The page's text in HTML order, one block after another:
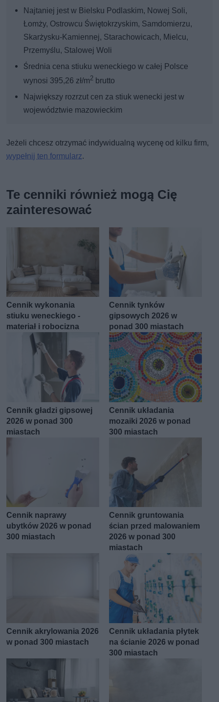
Najtaniej jest w Bielsku Podlaskim, Nowej Soli,
Łomży, Ostrowcu Świętokrzyskim, Samdomierzu,
Skarżysku-Kamiennej, Starachowicach, Mielcu,
Przemyślu, Stalowej Woli
Średnia cena stiuku weneckiego w całej Polsce
wynosi 395,26 zł/m2 brutto
Największy rozrzut cen za stiuk wenecki jest w
województwie mazowieckim
Jeżeli chcesz otrzymać indywidualną wycenę od kilku firm,
wypełnij ten formularz.
Te cenniki również mogą Cię
zainteresować
Cennik wykonania
stiuku weneckiego -
materiał i robocizna
Cennik tynków
gipsowych 2026 w
ponad 300 miastach
Cennik gładzi gipsowej
2026 w ponad 300
miastach
Cennik układania
mozaiki 2026 w ponad
300 miastach
Cennik naprawy
ubytków 2026 w ponad
300 miastach
Cennik gruntowania
ścian przed malowaniem
2026 w ponad 300
miastach
Cennik akrylowania 2026
w ponad 300 miastach
Cennik układania płytek
na ścianie 2026 w ponad
300 miastach